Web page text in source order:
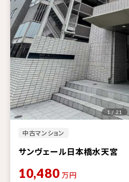
中古マンション
サンヴェール日本橋水天宮
1 / 21
10,480 万円